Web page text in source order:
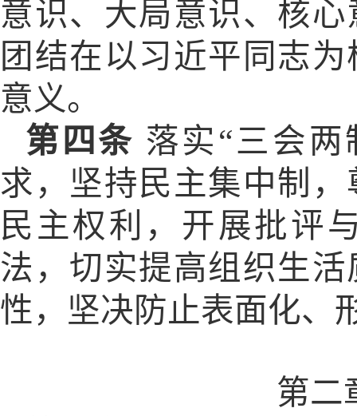
意识、大局意识、核
团结在以习近平同志
意义。
第四条 落实“三会
求，坚持民主集中制
民主权利，开展批评
法，切实提高组织生
性，坚决防止表面化、
第二